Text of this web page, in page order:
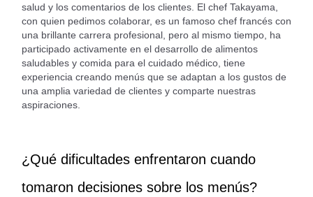
salud y los comentarios de los clientes. El chef Takayama,
con quien pedimos colaborar, es un famoso chef francés con
una brillante carrera profesional, pero al mismo tiempo, ha
participado activamente en el desarrollo de alimentos
saludables y comida para el cuidado médico, tiene
experiencia creando menús que se adaptan a los gustos de
una amplia variedad de clientes y comparte nuestras
aspiraciones.
¿Qué dificultades enfrentaron cuando
tomaron decisiones sobre los menús?